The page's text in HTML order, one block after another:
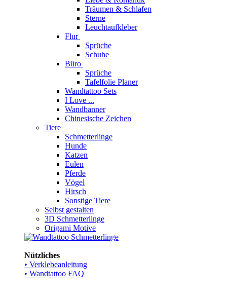
Träumen & Schlafen
Sterne
Leuchtaufkleber
Flur
Sprüche
Schuhe
Büro
Sprüche
Tafelfolie Planer
Wandtattoo Sets
I Love ...
Wandbanner
Chinesische Zeichen
Tiere
Schmetterlinge
Hunde
Katzen
Eulen
Pferde
Vögel
Hirsch
Sonstige Tiere
Selbst gestalten
3D Schmetterlinge
Origami Motive
Nützliches
• Verklebeanleitung
• Wandtattoo FAQ